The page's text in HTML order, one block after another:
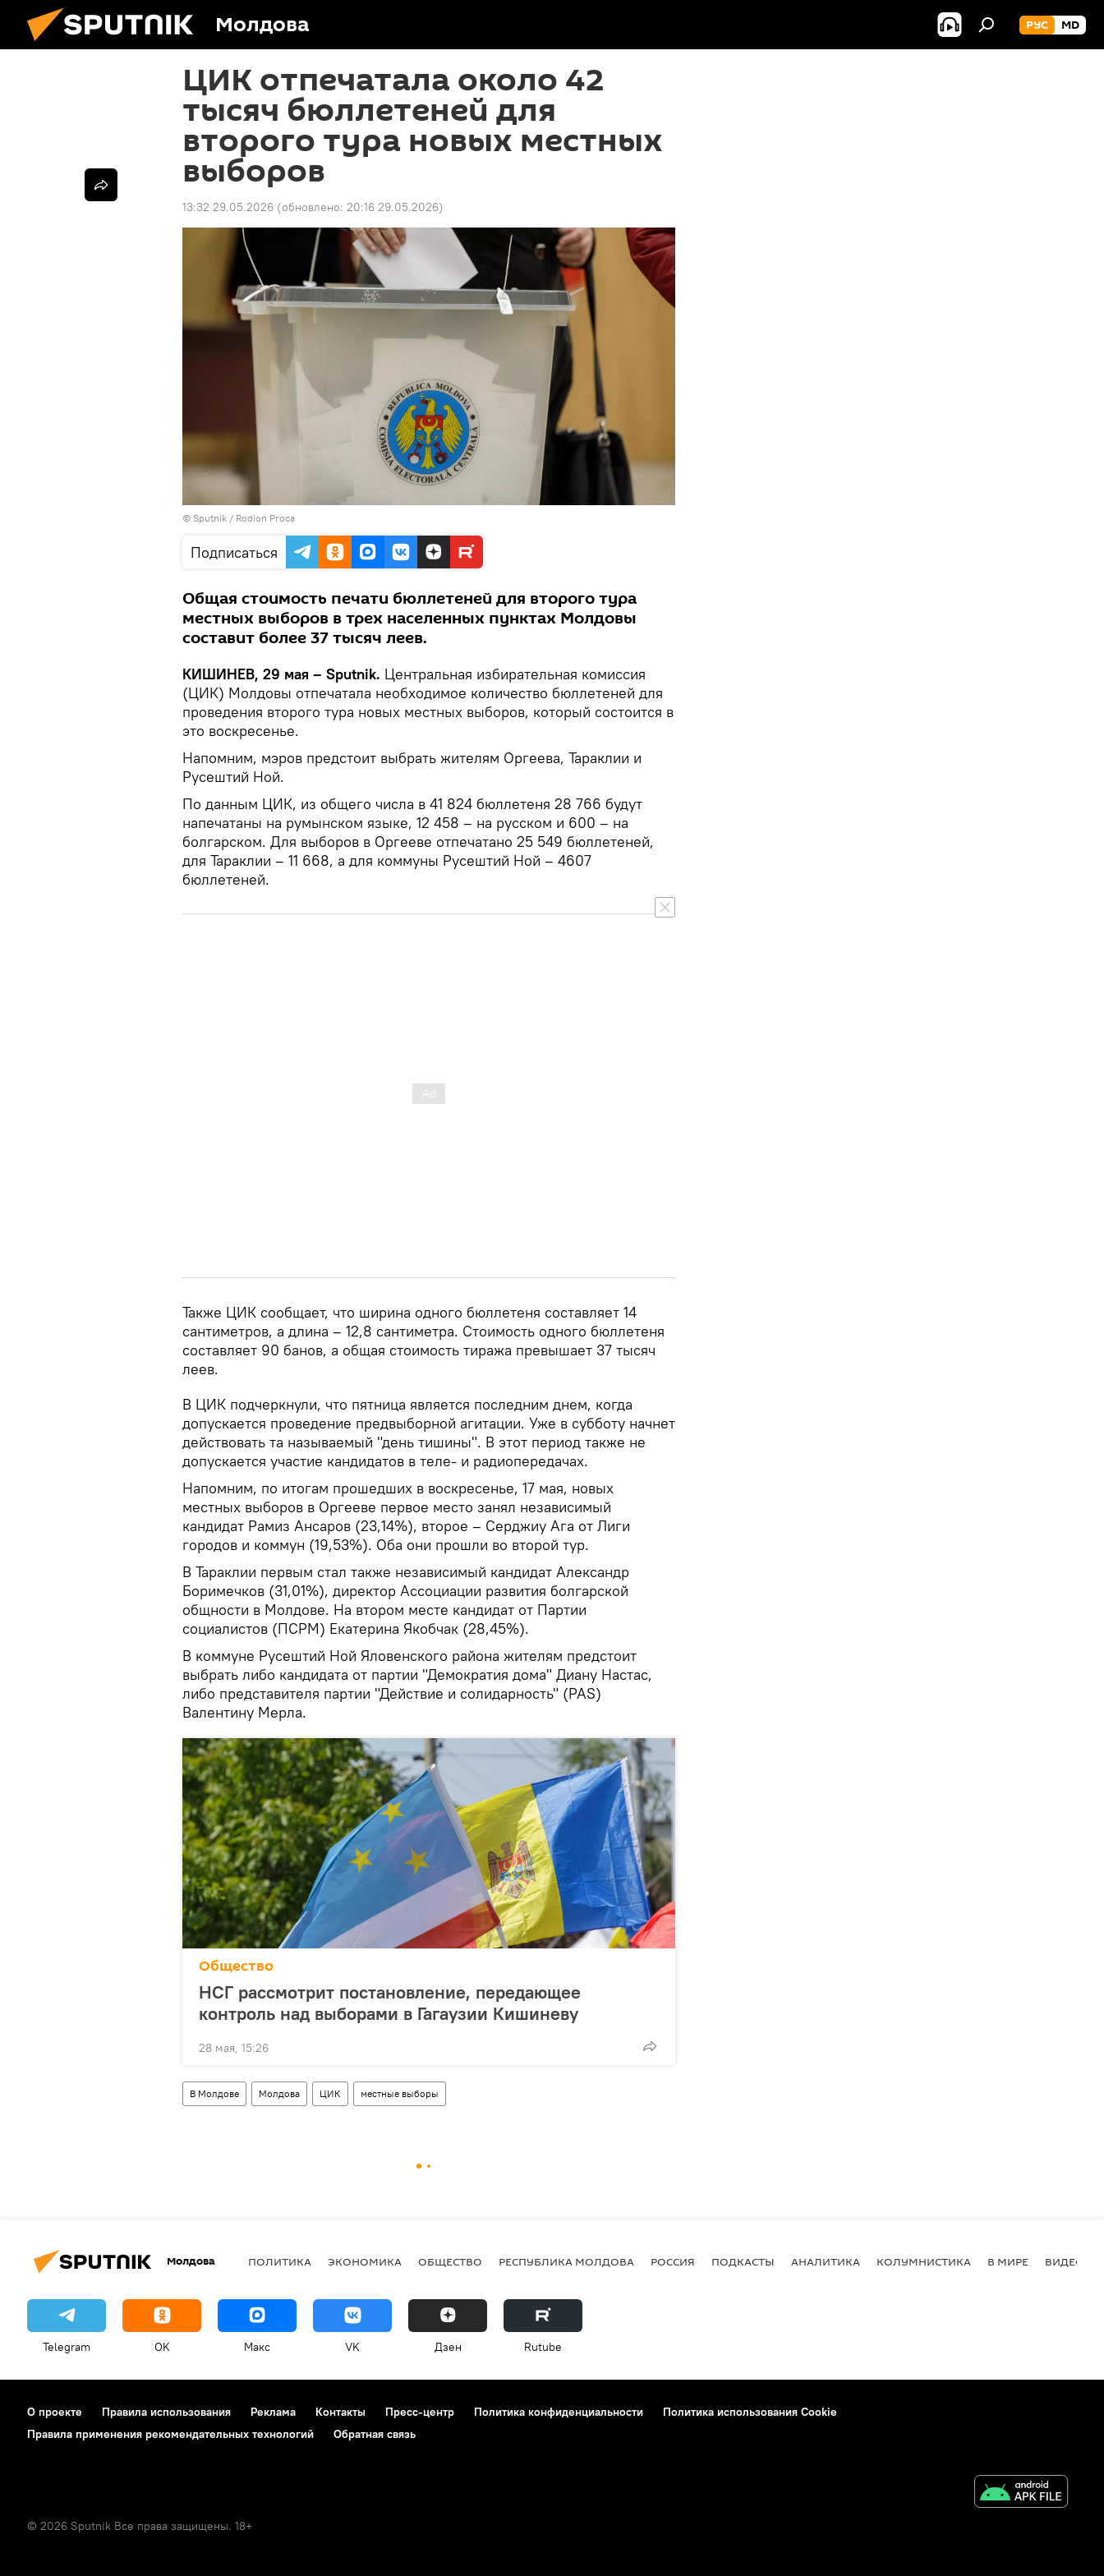
Молдова РУС MD
ЦИК отпечатала около 42
тысяч бюллетеней для
второго тура новых местных
выборов
13:32 29.05.2026 (обновлено: 20:16 29.05.2026)
© Sputnik / Rodion Proca
Подписаться
Общая стоимость печати бюллетеней для второго тура
местных выборов в трех населенных пунктах Молдовы
составит более 37 тысяч леев.
КИШИНЕВ, 29 мая – Sputnik. Центральная избирательная комиссия
(ЦИК) Молдовы отпечатала необходимое количество бюллетеней для
проведения второго тура новых местных выборов, который состоится в
это воскресенье.
Напомним, мэров предстоит выбрать жителям Оргеева, Тараклии и
Русештий Ной.
По данным ЦИК, из общего числа в 41 824 бюллетеня 28 766 будут
напечатаны на румынском языке, 12 458 – на русском и 600 – на
болгарском. Для выборов в Оргееве отпечатано 25 549 бюллетеней,
для Тараклии – 11 668, а для коммуны Русештий Ной – 4607
бюллетеней.
Также ЦИК сообщает, что ширина одного бюллетеня составляет 14
сантиметров, а длина – 12,8 сантиметра. Стоимость одного бюллетеня
составляет 90 банов, а общая стоимость тиража превышает 37 тысяч
леев.
В ЦИК подчеркнули, что пятница является последним днем, когда
допускается проведение предвыборной агитации. Уже в субботу начнет
действовать та называемый "день тишины". В этот период также не
допускается участие кандидатов в теле- и радиопередачах.
Напомним, по итогам прошедших в воскресенье, 17 мая, новых
местных выборов в Оргееве первое место занял независимый
кандидат Рамиз Ансаров (23,14%), второе – Серджиу Ага от Лиги
городов и коммун (19,53%). Оба они прошли во второй тур.
В Тараклии первым стал также независимый кандидат Александр
Боримечков (31,01%), директор Ассоциации развития болгарской
общности в Молдове. На втором месте кандидат от Партии
социалистов (ПСРМ) Екатерина Якобчак (28,45%).
В коммуне Русештий Ной Яловенского района жителям предстоит
выбрать либо кандидата от партии "Демократия дома" Диану Настас,
либо представителя партии "Действие и солидарность" (PAS)
Валентину Мерла.
Общество
НСГ рассмотрит постановление, передающее
контроль над выборами в Гагаузии Кишиневу
28 мая, 15:26
В Молдове Молдова ЦИК местные выборы
Молдова ПОЛИТИКА ЭКОНОМИКА ОБЩЕСТВО РЕСПУБЛИКА МОЛДОВА РОССИЯ ПОДКАСТЫ АНАЛИТИКА КОЛУМНИСТИКА В МИРЕ ВИДЕО
Telegram OK Макс VK Дзен Rutube
О проекте Правила использования Реклама Контакты Пресс-центр Политика конфиденциальности
Политика использования Cookie
Правила применения рекомендательных технологий
Обратная связь
© 2026 Sputnik Все права защищены. 18+